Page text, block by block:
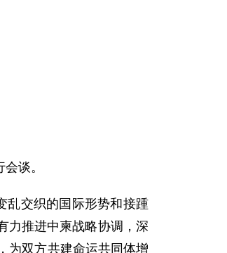
谈。
乱交织的国际形势和接踵
力推进中柬战略协调，深
为双方共建命运共同体增